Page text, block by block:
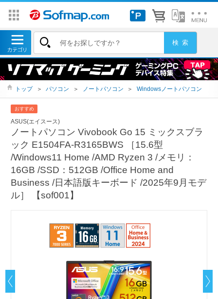
トップ ＞ パソコン ＞ ノートパソコン ＞ Windowsノートパソコン
おすすめ
ASUS(エイスース)
ノートパソコン Vivobook Go 15 ミックスブラ
ック E1504FA-R3165BWS ［15.6型
/Windows11 Home /AMD Ryzen 3 /メモリ：
16GB /SSD：512GB /Office Home and
Business /日本語版キーボード /2025年9月モデ
ル］ 【sof001】